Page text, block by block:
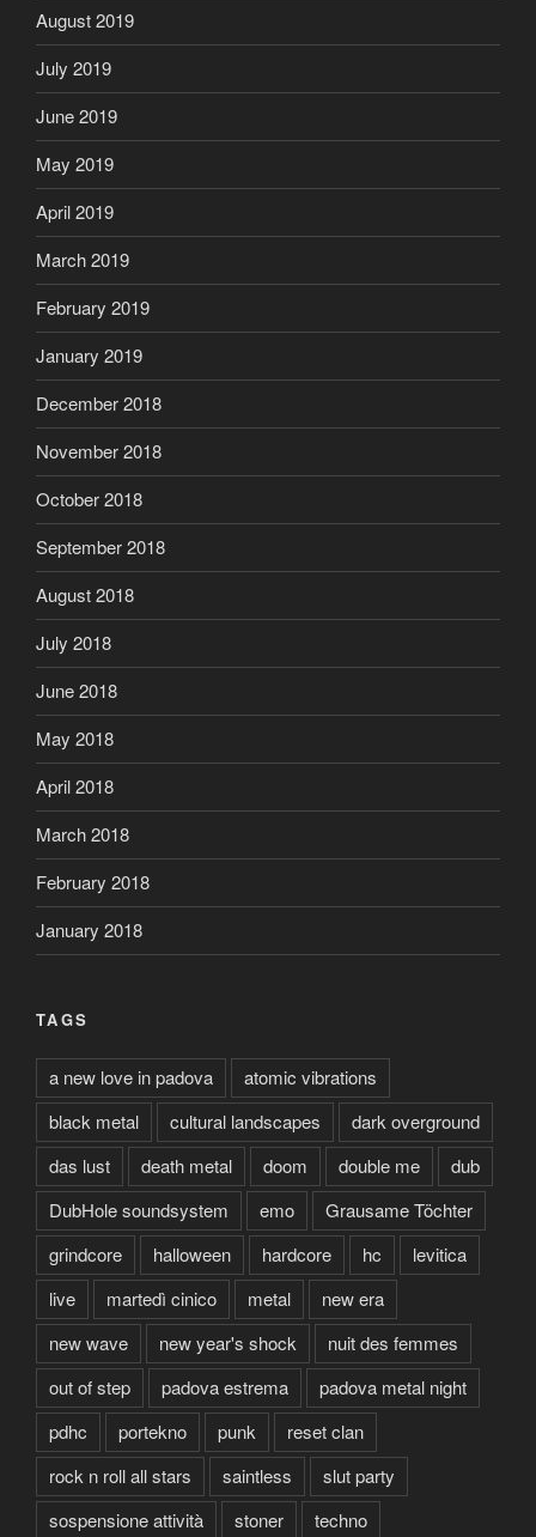
August 2019
July 2019
June 2019
May 2019
April 2019
March 2019
February 2019
January 2019
December 2018
November 2018
October 2018
September 2018
August 2018
July 2018
June 2018
May 2018
April 2018
March 2018
February 2018
January 2018
TAGS
a new love in padova
atomic vibrations
black metal
cultural landscapes
dark overground
das lust
death metal doom double me
dub
DubHole soundsystem
emo
Grausame Töchter
grindcore
halloween hardcore hc
levitica
live
martedì cinico metal
new era
new wave
new year's shock
nuit des femmes
out of step
padova estrema
padova metal night
pdhc
portekno punk
reset clan
rock n roll all stars
saintless
slut party
sospensione attività
stoner techno